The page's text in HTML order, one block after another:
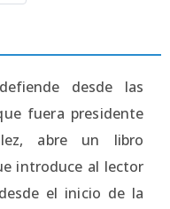
desde las
fuera presidente
abre un libro
introduce al lector
el inicio de la